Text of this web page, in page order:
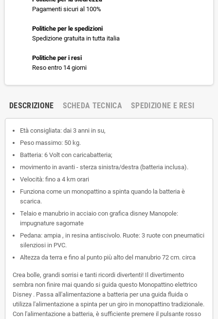
Pagamenti sicuri al 100%
Politiche per le spedizioni
Spedizione gratuita in tutta italia
Politiche per i resi
Reso entro 14 giorni
DESCRIZIONE SCHEDA TECNICA SPEDIZIONE E RESI
Età consigliata: dai 3 anni in su,
Peso massimo: 50 kg.
Batteria: 6 Volt con caricabatteria;
movimento in avanti - sterza sinistra/destra (batteria inclusa).
Velocità: fino a 4 km orari
Funziona come un monopattino a spinta quando la batteria è
scarica.
Telaio e manubrio in acciaio con grafica disney Manopole:
impugnature sagomate
Pedana: ampia , in resina antiscivolo. Ruote: 3 ruote con pneumatici
silenziosi in PVC.
Altezza da terra e fino al punto più alto del manubrio 72 cm. circa
Crea bolle, grandi sorrisi e tanti ricordi divertenti! Il divertimento
sembra non finire mai quando si guida questo Monopattino elettrico
Disney . Passa all'alimentazione a batteria per una guida fluida o
utilizza l'alimentazione a spinta per un giro in monopattino tradizionale.
Con l'alimentazione a batteria, è sufficiente premere il pulsante rosso